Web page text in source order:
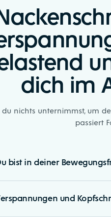
dich im
du nichts unternimmst, um
passiert
bist in deiner
und